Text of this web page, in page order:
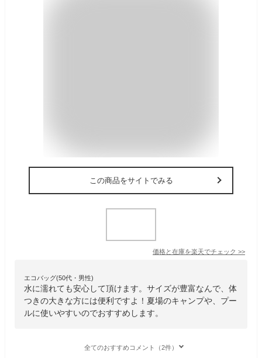
この商品をサイトでみる
価格と在庫を楽天でチェック >>
エコバッグ(50代・男性)
水に濡れても安心して頂けます。サイズが豊富なんで、体
つきの大きな方には便利ですよ！夏場のキャンプや、プー
ルに使いやすいのでおすすめします。
全てのおすすめコメント（2件）